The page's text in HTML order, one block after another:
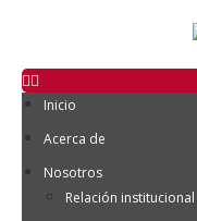
Inicio
Acerca de
Nosotros
Relación institucional